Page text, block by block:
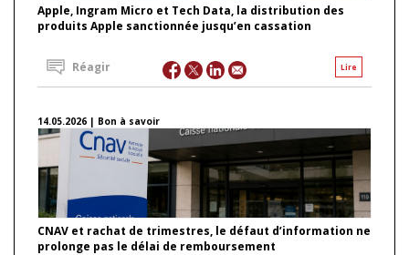
Apple, Ingram Micro et Tech Data, la distribution des
produits Apple sanctionnée jusqu’en cassation
Lire
Réagir
14.05.2026 | Bon à savoir
CNAV et rachat de trimestres, le défaut d’information ne
prolonge pas le délai de remboursement